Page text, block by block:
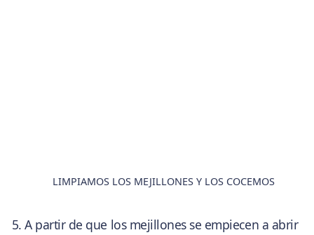
LIMPIAMOS LOS MEJILLONES Y LOS COCEMOS
A partir de que los mejillones se empiecen a abrir